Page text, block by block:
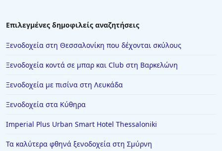
Επιλεγμένες δημοφιλείς αναζητήσεις
Ξενοδοχεία στη Θεσσαλονίκη που δέχονται σκύλους
Ξενοδοχεία κοντά σε μπαρ και Club στη Βαρκελώνη
Ξενοδοχεία με πισίνα στη Λευκάδα
Ξενοδοχεία στα Κύθηρα
Imperial Plus Urban Smart Hotel Thessaloniki
Τα καλύτερα φθηνά ξενοδοχεία στη Σμύρνη